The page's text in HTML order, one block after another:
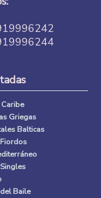
Griegas
Balticas
Baile